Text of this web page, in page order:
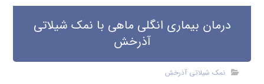
درمان بیماری انگلی ماهی با نمک شیلاتی
آذرخش
نمک شیلاتی آذرخش